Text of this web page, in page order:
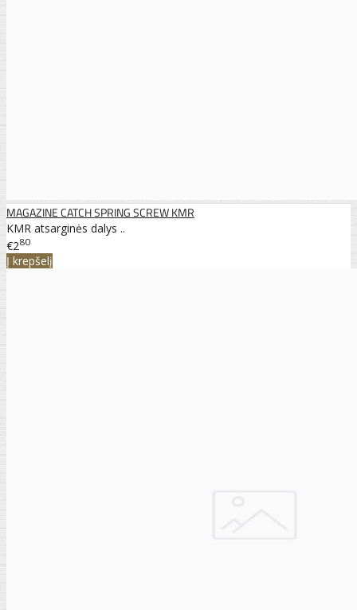
MAGAZINE CATCH SPRING SCREW KMR
KMR atsarginės dalys ..
€280
Į krepšelį